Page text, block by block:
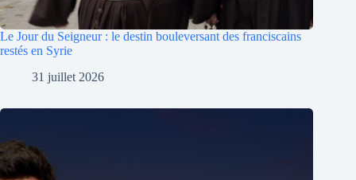
Le Jour du Seigneur : le destin bouleversant des franciscains
restés en Syrie
31 juillet 2026